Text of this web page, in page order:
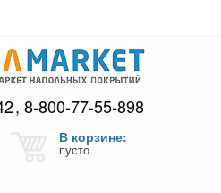
8-800-77-55-898
В корзине:
пусто